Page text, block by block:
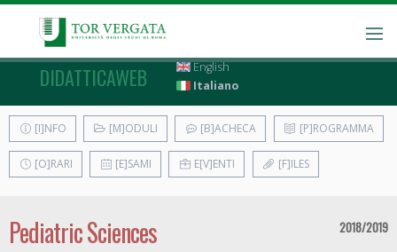
DIDATTICAWEB
English
Italiano
[I]NFO [M]ODULI [B]ACHECA [P]ROGRAMMA
[O]RARI [E]SAMI E[V]ENTI [F]ILES
Pediatric Sciences 2018/2019